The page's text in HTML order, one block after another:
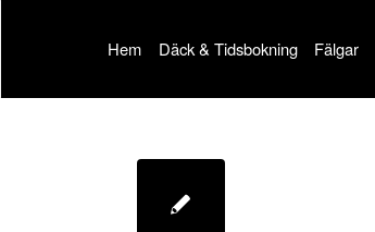
Hem Däck & Tidsbokning Fälgar